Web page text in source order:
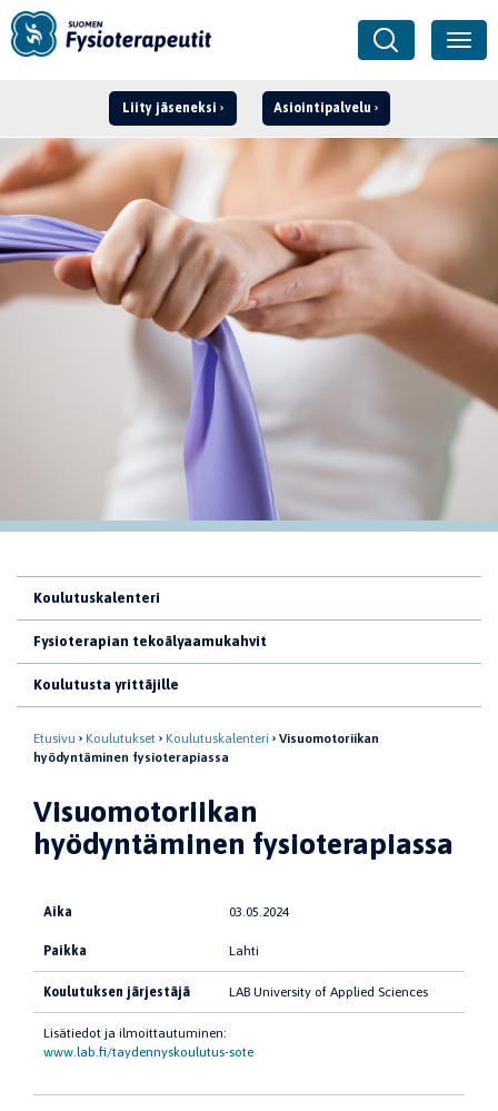
Liity jäseneksi Asiointipalvelu
Kirjaudu ›
Koulutuskalenteri
Fysioterapian tekoälyaamukahvit
Koulutusta yrittäjille
Etusivu Koulutukset Koulutuskalenteri
Visuomotoriikan
hyödyntäminen fysioterapiassa
Visuomotoriikan
hyödyntäminen fysioterapiassa
Aika 03.05.2024
Paikka Lahti
Koulutuksen järjestäjä LAB University of Applied Sciences
Lisätiedot ja ilmoittautuminen:
www.lab.fi/taydennyskoulutus-sote